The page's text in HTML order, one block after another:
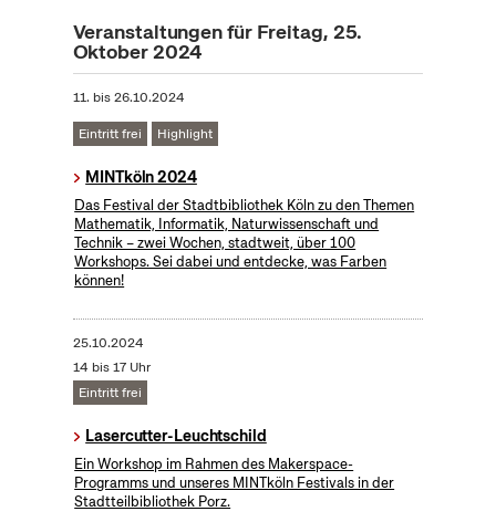
Veranstaltungen für Freitag, 25.
Oktober 2024
11. bis26.10.2024
Eintritt frei Highlight
MINTköln 2024
Das Festival der Stadtbibliothek Köln zu den Themen
Mathematik, Informatik, Naturwissenschaft und
Technik – zwei Wochen, stadtweit, über 100
Workshops. Sei dabei und entdecke, was Farben
können!
25.10.2024
14 bis 17 Uhr
Eintritt frei
Lasercutter-Leuchtschild
Ein Workshop im Rahmen des Makerspace-
Programms und unseres MINTköln Festivals in der
Stadtteilbibliothek Porz.